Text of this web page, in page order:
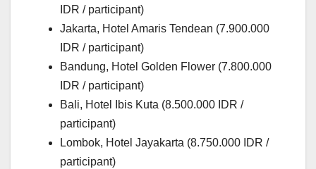
IDR / participant)
Jakarta, Hotel Amaris Tendean (7.900.000
IDR / participant)
Bandung, Hotel Golden Flower (7.800.000
IDR / participant)
Bali, Hotel Ibis Kuta (8.500.000 IDR /
participant)
Lombok, Hotel Jayakarta (8.750.000 IDR /
participant)